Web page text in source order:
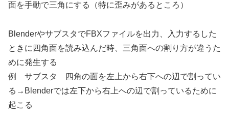
面を手動で三角にする（特に歪みがあるところ）
BlenderやサブスタでFBXファイルを出力、入力するした
ときに四角面を読み込んだ時、三角面への割り方が違うた
めに発生する
例 サブスタ 四角の面を左上から右下への辺で割ってい
る→Blenderでは左下から右上への辺で割っているために
起こる